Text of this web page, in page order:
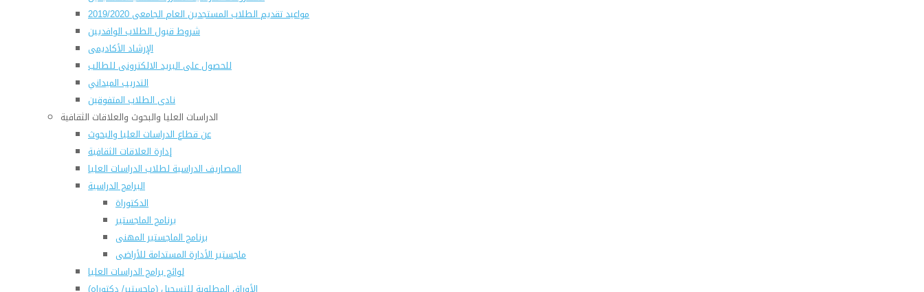
مواعيد تقديم الطلاب المستجدين العام الجامعى 2019/2020
شروط قبول الطلاب الوافديين
الإرشاد الأكاديمى
للحصول على البريد الالكترونى للطالب
التدريب الميداني
نادى الطلاب المتفوقين
الدراسات العليا والبحوث والعلاقات الثقافية
عن قطاع الدراسات العليا والبحوث
إدارة العلاقات الثقافية
المصاريف الدراسية لطلاب الدراسات العليا
البرامج الدراسية
الدكتوراة
برنامج الماجستير
برنامج الماجستير المهنى
ماجستير الأدارة المستدامة للأراضى
لوائح برامج الدراسات العليا